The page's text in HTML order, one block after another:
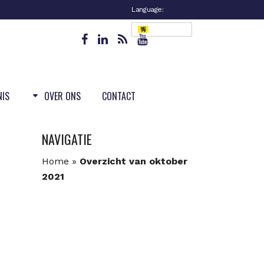
Language:
OVER ONS CONTACT
NAVIGATIE
Home » Overzicht van oktober
2021